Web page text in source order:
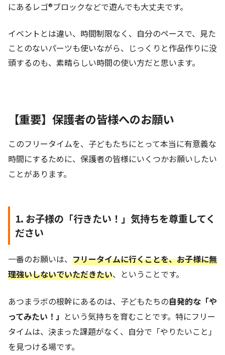
にあるレゴ®ブロックなどで遊んでも大丈夫です。
イベントとは違い、時間制限なく、自分のペースで、見た
ことのないパーツも使いながら、じっくりと作品作りに没
頭するのも、素晴らしい時間の使い方だと思います。
【重要】保護者の皆様へのお願い
このフリータイムを、子どもたちにとって本当に有意義な
時間にするために、保護者の皆様にいくつかお願いしたい
ことがあります。
1. お子様の「行きたい！」気持ちを尊重してく
ださい
一番のお願いは、 フリータイムに行くことを、お子様に無
理強いしないでいただきたい、ということです。
あつまラボの根幹にあるのは、子どもたちの自発的な「や
ってみたい！」 という気持ちを育むことです。特にフリー
タイムは、決まった課題がなく、自分で「やりたいこと」
を見つける場です。